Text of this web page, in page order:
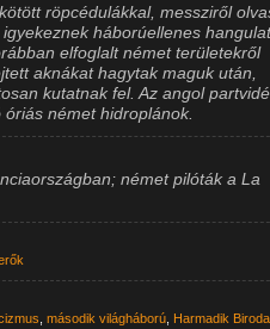
röpcédulákkal, messziről
háborúellenes
elfoglalt német területekről
aknákat hagytak maguk után,
kutatnak fel. Az angol
német hidroplánok.
német pilóták a La
,második világháború Harmadik